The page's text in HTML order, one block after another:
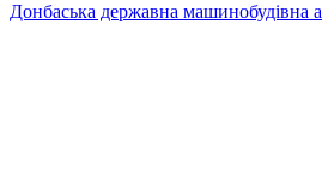
Донбаська державна машинобудівна